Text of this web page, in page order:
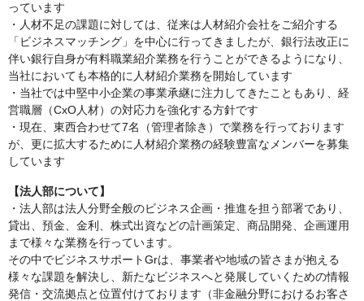
っています
・人材不足の課題に対しては、従来は人材紹介会社をご紹介する
「ビジネスマッチング」を中心に行ってきましたが、銀行法改正に
伴い銀行自身が有料職業紹介業務を行うことができるようになり、
当社においても本格的に人材紹介業務を開始しています
・当社では中堅中小企業の事業承継に注力してきたこともあり、経
営職層（CxO人材）の対応力を強化する方針です
・現在、東西合わせて7名（管理者除き）で業務を行っております
が、更に拡大するために人材紹介業務の経験豊富なメンバーを募集
しています
【法人部について】
・法人部は法人分野全般のビジネス企画・推進を担う部署であり、
貸出、預金、金利、株式出資などの計画策定、商品開発、企画運用
まで様々な業務を行っています。
その中でビジネスサポートGrは、事業者や地域の皆さまが抱える
様々な課題を解決し、新たなビジネスへと発展していくための情報
発信・交流拠点と位置付けております（非金融分野におけるお客さ